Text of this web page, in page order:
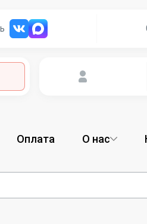
Оплата О нас